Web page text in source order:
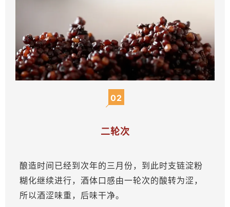
02
二轮次
酿造时间已经到次年的三月份，到此时支链淀粉
糊化继续进行，酒体口感由一轮次的酸转为涩，
所以酒涩味重，后味干净。